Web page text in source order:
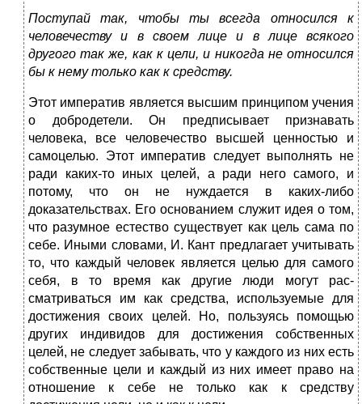
Поступай так, чтобы ты всегда относился к
человечеству и в своем лице и в лице всякого
другого так же, как к цели, и никогда не относился
бы к нему только как к средству.
Этот императив является высшим принципом учения
о добродете­ли. Он предписывает признавать
человека, все человечество высшей ценностью и
самоцелью. Этот императив следует выполнять не
ради каких-то иных целей, а ради него самого, и
потому, что он не нуж­дается в каких-либо
доказательствах. Его основанием служит идея о том,
что разумное естество существует как цель сама по
себе. Иными словами, И. Кант предлагает учитывать
то, что каждый человек явля­ется целью для самого
себя, в то время как другие люди могут рас­
сматриваться им как средства, используемые для
достижения своих целей. Но, пользуясь помощью
других индивидов для достижения собственных
целей, не следует забывать, что у каждого из них есть
собственные цели и каждый из них имеет право на
отношение к себе не только как к средству